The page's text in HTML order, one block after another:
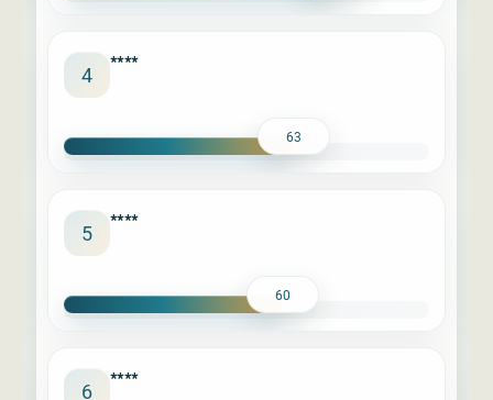
4 ****
63
5 ****
60
6 ****